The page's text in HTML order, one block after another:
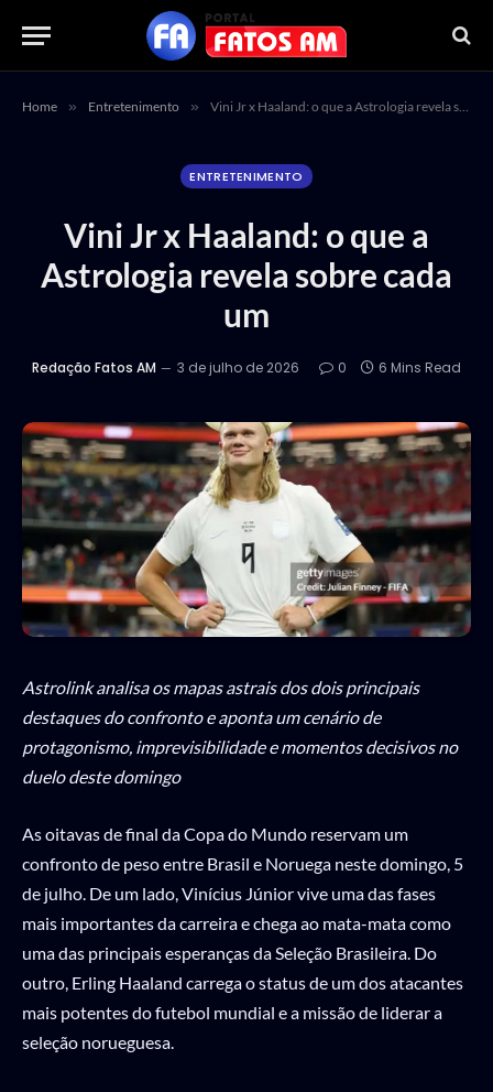
Home » Entretenimento » Vini Jr x Haaland: o que a Astrologia revela sobre cada um
ENTRETENIMENTO
Vini Jr x Haaland: o que a
Astrologia revela sobre cada
um
Redação Fatos AM 3 de julho de 2026 0 6 Mins Read
Astrolink analisa os mapas astrais dos dois principais
destaques do confronto e aponta um cenário de
protagonismo, imprevisibilidade e momentos decisivos no
duelo deste domingo
As oitavas de final da Copa do Mundo reservam um
confronto de peso entre Brasil e Noruega neste domingo, 5
de julho. De um lado, Vinícius Júnior vive uma das fases
mais importantes da carreira e chega ao mata-mata como
uma das principais esperanças da Seleção Brasileira. Do
outro, Erling Haaland carrega o status de um dos atacantes
mais potentes do futebol mundial e a missão de liderar a
seleção norueguesa.